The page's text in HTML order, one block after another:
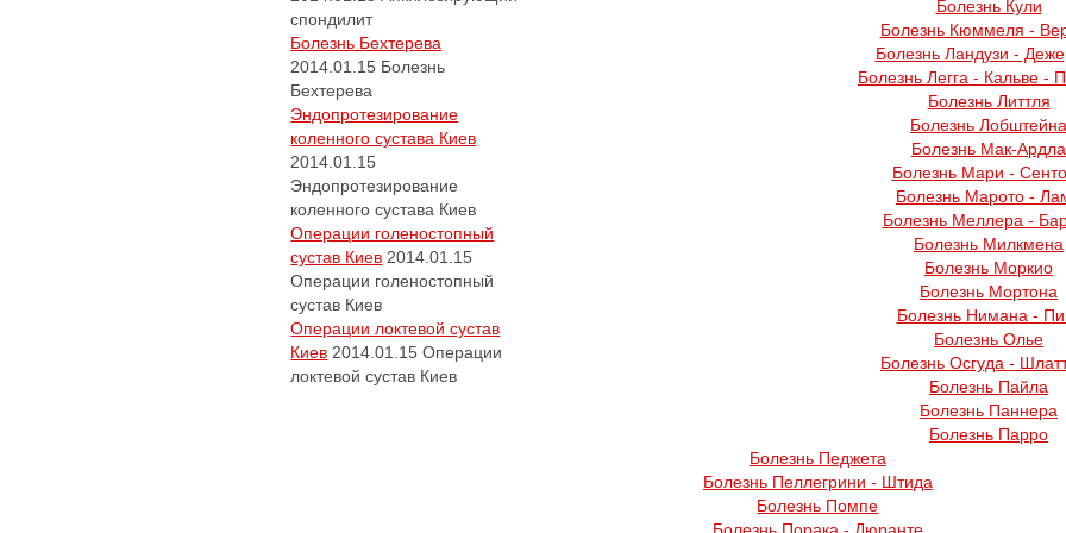
спондилит
Болезнь Бехтерева
2014.01.15 Болезнь
Бехтерева
Эндопротезирование
коленного сустава Киев
2014.01.15
Эндопротезирование
коленного сустава Киев
Операции голеностопный
сустав Киев 2014.01.15
Операции голеностопный
сустав Киев
Операции локтевой сустав
Киев 2014.01.15 Операции
локтевой сустав Киев
Болезнь Кули
Болезнь Кюммеля -
Болезнь Ландузи -
Болезнь Легга - Кальве -
Болезнь Литтля
Болезнь Лобштейна
Болезнь Мак-Ардла
Болезнь Мари -
Болезнь Марото -
Болезнь Меллера -
Болезнь Милкмена
Болезнь Моркио
Болезнь Мортона
Болезнь Нимана -
Болезнь Олье
Болезнь Осгуда -
Болезнь Пайла
Болезнь Паннера
Болезнь Парро
Болезнь Педжета
Болезнь Пеллегрини - Штида
Болезнь Помпе